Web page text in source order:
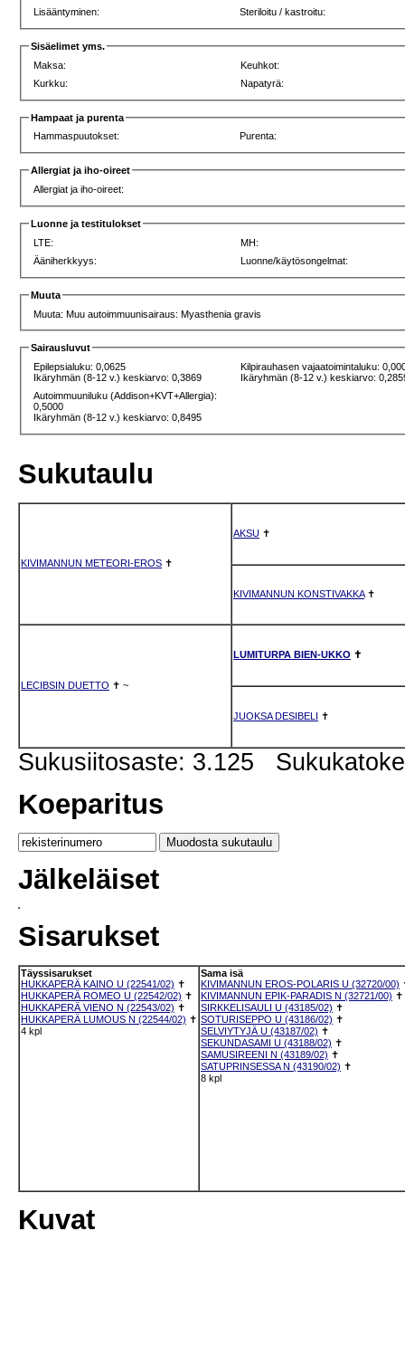
Lisääntyminen:
Steriloitu / kastroitu:
Sisäelimet yms.
Maksa:
Keuhkot:
Kurkku:
Napatyrä:
Hampaat ja purenta
Hammaspuutokset:
Purenta:
Allergiat ja iho-oireet
Allergiat ja iho-oireet:
Luonne ja testitulokset
LTE:
MH:
Ääniherkkyys:
Luonne/käytösongelmat:
Muuta
Muuta: Muu autoimmuunisairaus: Myasthenia gravis
Sairausluvut
Epilepsialuku: 0,0625
Ikäryhmän (8-12 v.) keskiarvo: 0,3869
Kilpirauhasen vajaatoimintaluku:
Ikäryhmän (8-12 v.) keskiarvo:
Autoimmuuniluku (Addison+KVT+Allergia):
0,5000
Ikäryhmän (8-12 v.) keskiarvo: 0,8495
Sukutaulu
KIVIMANNUN METEORI-EROS ✝
AKSU ✝
KIVIMANNUN KONSTIVAKKA✝
LECIBSIN DUETTO ✝ ~
LUMITURPA BIEN-UKKO ✝
JUOKSA DESIBELI ✝
Sukusiitosaste: 3.125
Koeparitus
Jälkeläiset
Sisarukset
Täyssisarukset
HUKKAPERÄ KAINO U (22541/02) ✝
HUKKAPERÄ ROMEO U (22542/02) ✝
HUKKAPERÄ VIENO N (22543/02) ✝
HUKKAPERÄ LUMOUS N (22544/02) ✝
4 kpl
Sama isä
KIVIMANNUN EROS-POLARIS U (32720/00)
KIVIMANNUN EPIK-PARADIS N (32721/00) ✝
SIRKKELISAULI U (43185/02) ✝
SOTURISEPPO U (43186/02) ✝
SELVIYTYJÄ U (43187/02) ✝
SEKUNDASAMI U (43188/02) ✝
SAMUSIREENI N (43189/02) ✝
SATUPRINSESSA N (43190/02) ✝
8 kpl
Kuvat